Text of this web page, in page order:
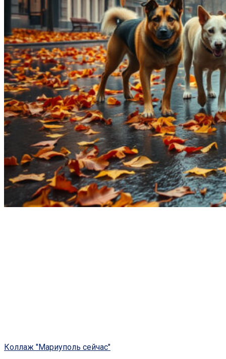
Смотреть все результаты
Коллаж "Мариуполь сейчас"